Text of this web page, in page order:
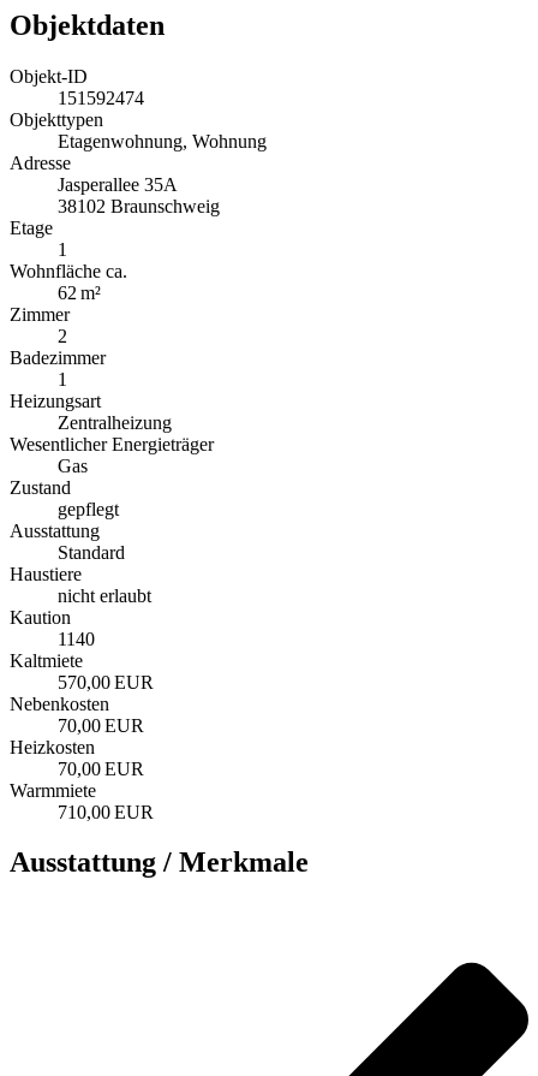
Objektdaten
Objekt-ID
151592474
Objekttypen
Etagenwohnung, Wohnung
Adresse
Jasperallee 35A
38102 Braunschweig
Etage
1
Wohnfläche ca.
62 m²
Zimmer
2
Badezimmer
1
Heizungsart
Zentralheizung
Wesentlicher Energieträger
Gas
Zustand
gepflegt
Ausstattung
Standard
Haustiere
nicht erlaubt
Kaution
1140
Kaltmiete
570,00 EUR
Nebenkosten
70,00 EUR
Heizkosten
70,00 EUR
Warmmiete
710,00 EUR
Ausstattung / Merkmale